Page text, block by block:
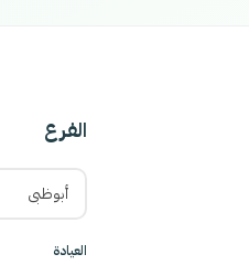
الفرع
أبوظبي
العيادة